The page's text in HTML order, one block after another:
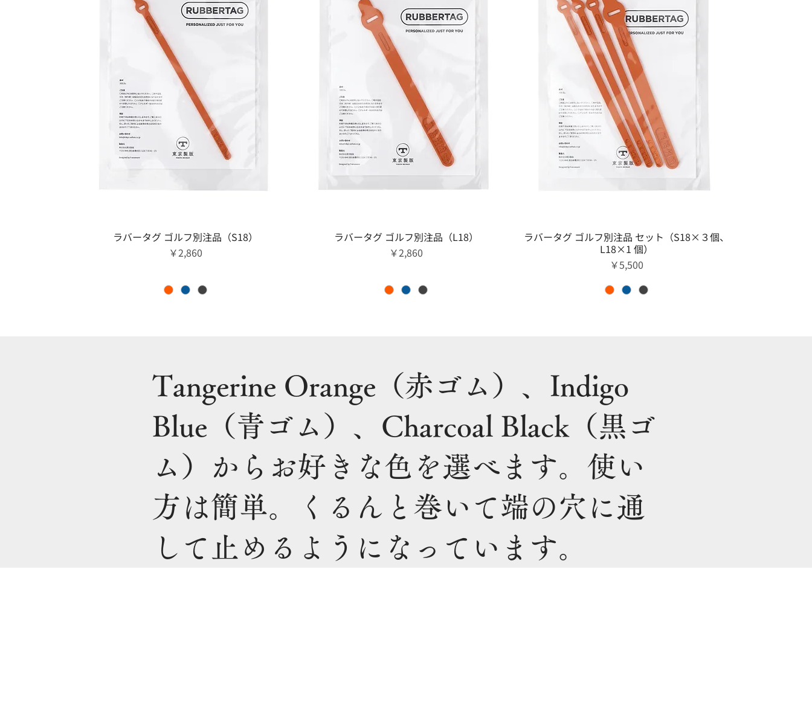
クイックビュー
ラバータグ ゴルフ別注品（S18）
価格
￥2,860
クイックビュー
ラバータグ ゴルフ別注品（L18）
価格
￥2,860
クイックビュー
ラバータグ ゴルフ別注品 セット（S18×３個、
L18×1 個）
価格
￥5,500
Tangerine Orange（赤ゴム）、Indigo
Blue（青ゴム）、Charcoal Black（黒ゴ
ム）からお好きな色を選べます。使い
方は簡単。くるんと巻いて端の穴に通
して止めるようになっています。